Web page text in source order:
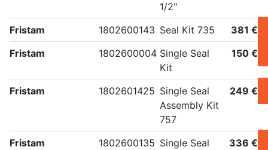
1/2"
Fristam 1802600143 Seal Kit 735
381 €
Fristam
1802600004 Single Seal
Kit
150 €
Fristam 1802601425 Single Seal
Assembly Kit
757
249 €
Fristam 1802600135 Single Seal
336 €